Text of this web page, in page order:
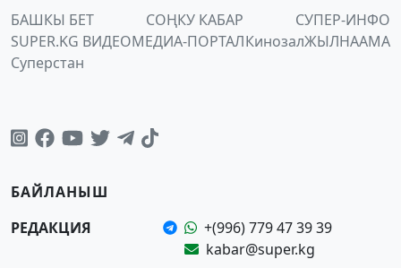
БАШКЫ БЕТ СОҢКУ КАБАР
СУПЕР-ИНФО
SUPER.KG ВИДЕОМЕДИА-ПОРТАЛКинозалЖЫЛНААМА
Суперстан
БАЙЛАНЫШ
РЕДАКЦИЯ
+(996) 779 47 39 39
kabar@super.kg